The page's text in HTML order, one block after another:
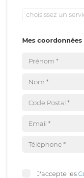
choisissez un
Mes coordonnées
J'accepte les